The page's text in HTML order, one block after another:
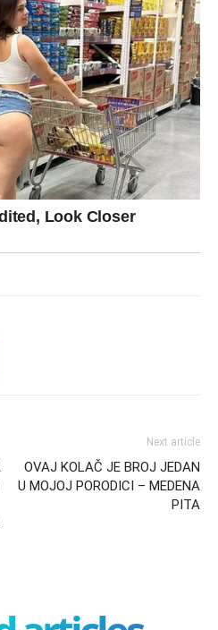
Next article
OVAJ KOLAČ JE BROJ JEDAN
U MOJOJ PORODICI – MEDENA
PITA